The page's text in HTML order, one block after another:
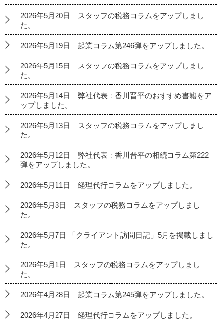
2026年5月20日 スタッフの税務コラムをアップしまし
た。
2026年5月19日 起業コラム第246弾をアップしました。
2026年5月15日 スタッフの税務コラムをアップしまし
た。
2026年5月14日 弊社代表：香川晋平のおすすめ書籍をア
ップしました。
2026年5月13日 スタッフの税務コラムをアップしまし
た。
2026年5月12日 弊社代表：香川晋平の相続コラム第222
弾をアップしました。
2026年5月11日 経理代行コラムをアップしました。
2026年5月8日 スタッフの税務コラムをアップしまし
た。
2026年5月7日 「クライアント訪問日記」5月を掲載しまし
た。
2026年5月1日 スタッフの税務コラムをアップしまし
た。
2026年4月28日 起業コラム第245弾をアップしました。
2026年4月27日 経理代行コラムをアップしました。